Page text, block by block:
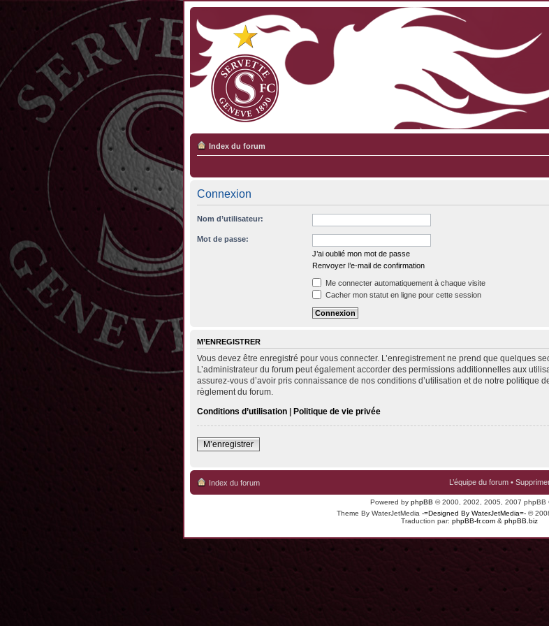
Index du forum
Connexion
Nom d’utilisateur:
Mot de passe:
J’ai oublié mon mot de passe
Renvoyer l’e-mail de confirmation
Me connecter automatiquement à chaque visite
Cacher mon statut en ligne pour cette session
M’ENREGISTRER
Vous devez être enregistré pour vous connecter. L’enregistrement ne prend que quelques
L’administrateur du forum peut également accorder des permissions additionnelles aux
assurez-vous d’avoir pris connaissance de nos conditions d’utilisation et de notre politique
règlement du forum.
Conditions d’utilisation | Politique de vie privée
M’enregistrer
Index du forum L’équipe du forum •
Powered by phpBB © 2000, 2002, 2005, 2007 phpBB
Theme By WaterJetMedia -=Designed By WaterJetMedia=- ©
Traduction par: phpBB-fr.com & phpBB.biz